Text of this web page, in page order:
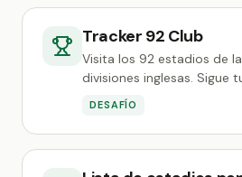
Tracker 92 Club
Visita los 92 estadios de
divisiones inglesas. Sigue
DESAFÍO